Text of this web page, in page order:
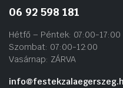
06 92 598 181
Hétfő – Péntek: 07:00-17:00
Szombat: 07:00-12:00
Vasárnap: ZÁRVA